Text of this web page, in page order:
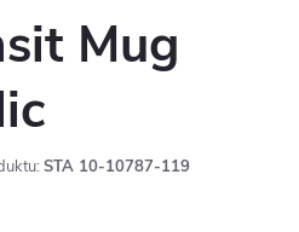
Mug
STA 10-10787-119